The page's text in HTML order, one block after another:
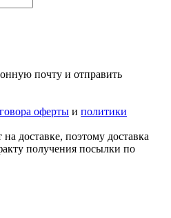
почту и отправить
оферты и политики
доставке, поэтому доставка
получения посылки по